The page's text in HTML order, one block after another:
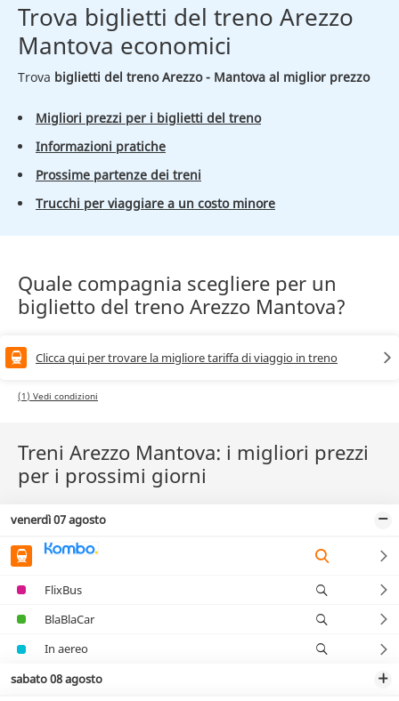
Trova biglietti del treno Arezzo
Mantova economici
Trova biglietti del treno Arezzo - Mantova al miglior prezzo
Migliori prezzi per i biglietti del treno
Informazioni pratiche
Prossime partenze dei treni
Trucchi per viaggiare a un costo minore
Quale compagnia scegliere per un
biglietto del treno Arezzo Mantova?
Clicca qui per trovare la migliore tariffa di viaggio in treno
(1) Vedi condizioni
Treni Arezzo Mantova: i migliori prezzi
per i prossimi giorni
venerdì 07 agosto
FlixBus
BlaBlaCar
In aereo
sabato 08 agosto